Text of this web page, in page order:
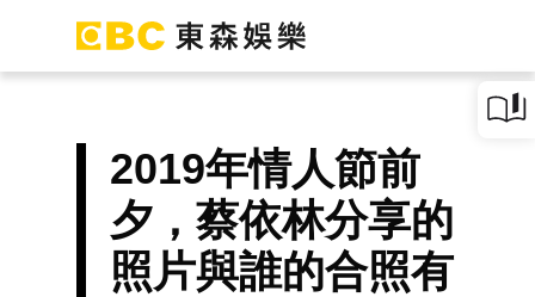
2019年情人節前
夕，蔡依林分享的
照片與誰的合照有